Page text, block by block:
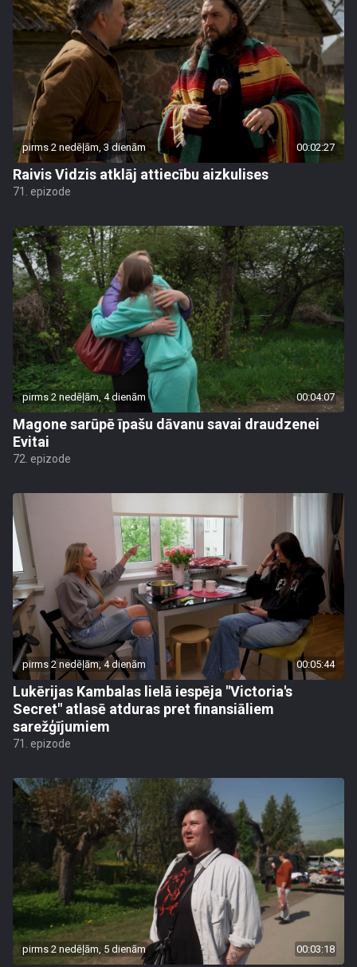
pirms 2 nedēļām, 3 dienām 00:02:27
Raivis Vidzis atklāj attiecību aizkulises
71. epizode
pirms 2 nedēļām, 4 dienām 00:04:07
Magone sarūpē īpašu dāvanu savai draudzenei
Evitai
72. epizode
pirms 2 nedēļām, 4 dienām 00:05:44
Lukērijas Kambalas lielā iespēja "Victoria's
Secret" atlasē atduras pret finansiāliem
sarežģījumiem
71. epizode
pirms 2 nedēļām, 5 dienām 00:03:18